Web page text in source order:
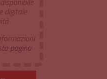
digitale
pagina